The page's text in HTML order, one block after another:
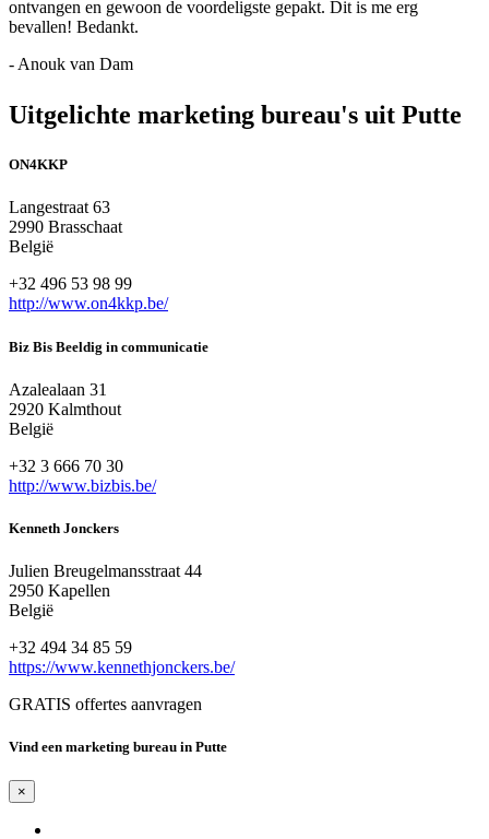
ontvangen en gewoon de voordeligste gepakt. Dit is me erg
bevallen! Bedankt.
- Anouk van Dam
Uitgelichte marketing bureau's uit Putte
ON4KKP
Langestraat 63
2990 Brasschaat
België
+32 496 53 98 99
http://www.on4kkp.be/
Biz Bis Beeldig in communicatie
Azalealaan 31
2920 Kalmthout
België
+32 3 666 70 30
http://www.bizbis.be/
Kenneth Jonckers
Julien Breugelmansstraat 44
2950 Kapellen
België
+32 494 34 85 59
https://www.kennethjonckers.be/
GRATIS offertes aanvragen
Vind een marketing bureau in Putte
×